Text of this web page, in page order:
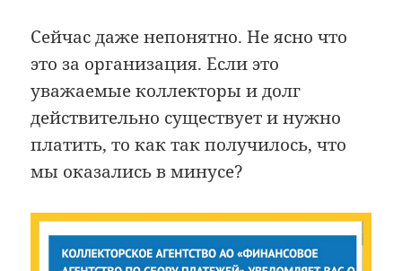
Сейчас даже непонятно. Не ясно что
это за организация. Если это
уважаемые коллекторы и долг
действительно существует и нужно
платить, то как так получилось, что
мы оказались в минусе?